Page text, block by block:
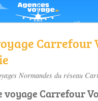
Carrefour
Normandes du réseau
voyage Carrefour